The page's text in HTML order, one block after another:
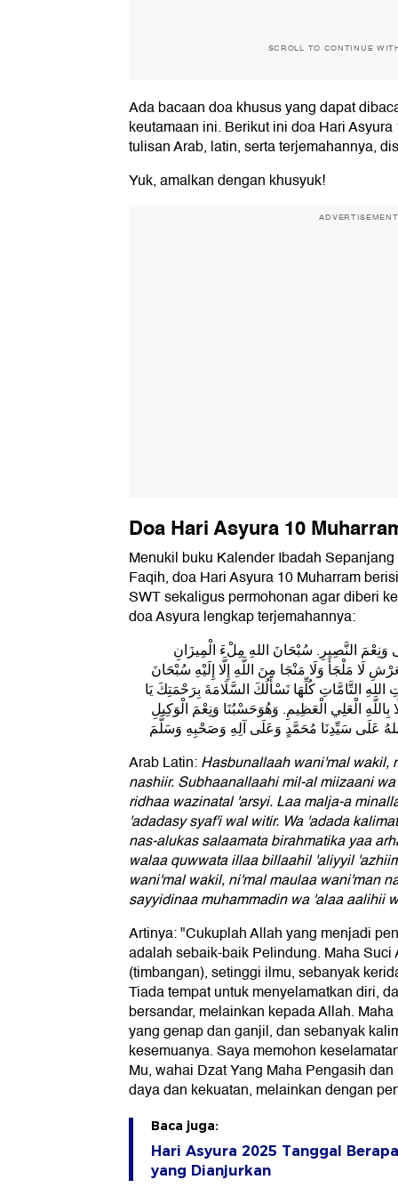
SCROLL TO CONTINUE
Ada bacaan doa khusus yang dapat
keutamaan ini. Berikut ini doa Hari
tulisan Arab, latin, serta terjemahannya,
Yuk, amalkan dengan khusyuk!
ADVERTISEMENT
Doa Hari Asyura 10
Menukil buku Kalender Ibadah
Faqih, doa Hari Asyura 10 Muharram
SWT sekaligus permohonan agar diberi
doa Asyura lengkap terjemahannya:
وَنِعْمَ النَّصِيرِ. سُبْحَانَ اللهِ مِلْءَ الْمِيزَانِ
لَا مَلْجَأَ وَلَا مَنْجَا مِنَ اللَّهِ إِلَّا إِلَيْهِ سُبْحَانَ
التَّامَّاتِ كُلِّهَا نَسْأَلُكَ السَّلَامَةَ بِرَحْمَتِكَ يَا
الْعَلِي الْعَظِيمِ. وَهُوَحَسْبُنَا وَنِعْمَ الْوَكِيلِ
Arab Latin:Hasbunallaah wani'mal wakil,
nashiir. Subhaanallaahi mil-al miizaani
ridhaa wazinatal 'arsyi. Laa malja-a
'adadasy syaf'i wal witir. Wa 'adada
nas-alukas salaamata birahmatika yaa
walaa quwwata illaa billaahil 'aliyyil
wani'mal wakil, ni'mal maulaa wani'man
sayyidinaa muhammadin wa 'alaa aalihii
Artinya: "Cukuplah Allah yang menjadi
adalah sebaik-baik Pelindung. Maha Suci
(timbangan), setinggi ilmu, sebanyak
Tiada tempat untuk menyelamatkan diri,
bersandar, melainkan kepada Allah.
yang genap dan ganjil, dan sebanyak
kesemuanya. Saya memohon
Mu, wahai Dzat Yang Maha Pengasih
daya dan kekuatan, melainkan dengan
Baca juga:
Hari Asyura 2025 Tanggal
yang Dianjurkan